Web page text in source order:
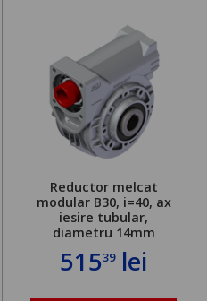
Reductor melcat
modular B30, i=40, ax
iesire tubular,
diametru 14mm
51539lei